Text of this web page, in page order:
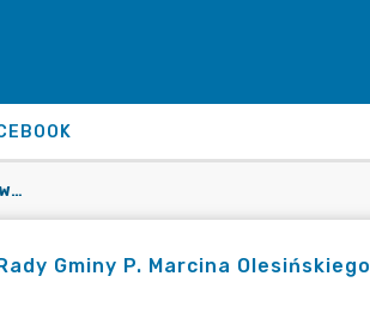
OŚWIADCZENIE MAJĄTKOWE WICEPRZEWODNICZĄCEGO RADY GMINY P. MARCINA OLESIŃSKIEGO
Gminy P. Marcina Olesińskiego